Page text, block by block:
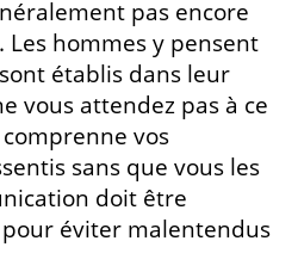
pas encore
hommes y pensent
établis dans leur
vous attendez pas à ce
vos
sans que vous les
doit être
éviter malentendus